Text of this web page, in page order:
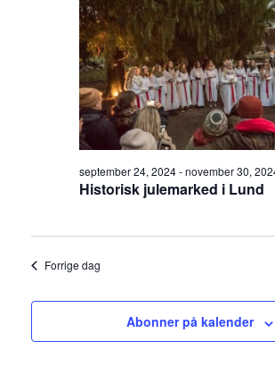
Historisk julemarked i Lund
september 24, 2024-november 30,
Forrige dag
Abonner på kalender